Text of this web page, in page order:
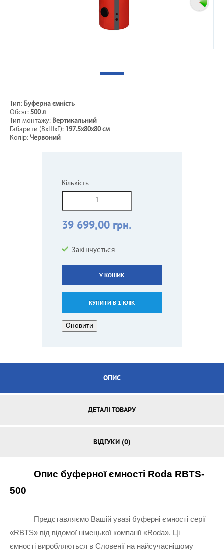
Тип: Буферна ємність
Обсяг: 500 л
Тип монтажу: Вертикальний
Габарити (ВхШхГ): 197.5х80х80 см
Колір: Червоний
Кількість
39 699,00 грн.
Закінчується
У КОШИК
КУПИТИ В 1 КЛІК
ОПИС
ДЕТАЛІ ТОВАРУ
ВІДГУКИ (0)
Опис буферної ємності Roda RBTS-
500
Представляємо Вашій увазі буферні ємності серії
«RBTS» від відомої німецької компанії «Roda». Ці
ємності виробляються в Словенії на найсучаснішому